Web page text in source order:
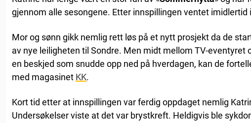
gjennom alle sesongene. Etter innspillingen ventet imidlertid
Mor og sønn gikk nemlig rett løs på et nytt prosjekt da de
av nye leiligheten til Sondre. Men midt mellom TV-eventyret
en beskjed som snudde opp ned på hverdagen, kan de
med magasinet KK.
Kort tid etter at innspillingen var ferdig oppdaget nemlig
Undersøkelser viste at det var brystkreft. Heldigvis ble